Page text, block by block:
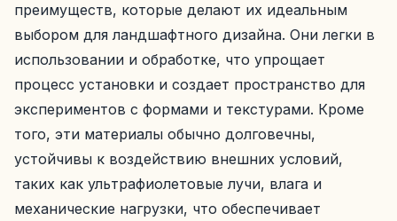
преимуществ, которые делают их идеальным
выбором для ландшафтного дизайна. Они легки в
использовании и обработке, что упрощает
процесс установки и создает пространство для
экспериментов с формами и текстурами. Кроме
того, эти материалы обычно долговечны,
устойчивы к воздействию внешних условий,
таких как ультрафиолетовые лучи, влага и
механические нагрузки, что обеспечивает